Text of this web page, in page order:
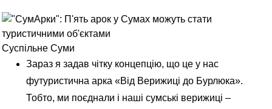
Суспільне Суми
Зараз я задав чітку концепцію, що це у нас
футуристична арка «Від Верижиці до Бурлюка».
Тобто, ми поєднали і наші сумські верижиці –